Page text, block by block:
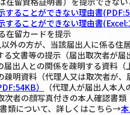
することができない理由書
することができない理由書
在留カードを提示
の方が、当該届出人に係る住居
る文書等の提示（届出取次者が届
届出人との関係を疎明する資料（
疎明資料（代理人又は取次者が
）
（代理人が届出人本
次者の顔写真付きの本人確認書
について、詳しくはこちら→